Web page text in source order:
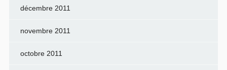
décembre 2011
novembre 2011
octobre 2011